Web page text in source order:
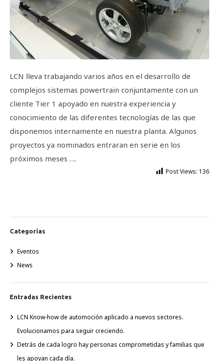
LCN lleva trabajando varios años en el desarrollo de
complejos sistemas powertrain conjuntamente con un
cliente Tier 1 apoyado en nuestra experiencia y
conocimiento de las diferentes tecnologías de las que
disponemos internamente en nuestra planta. Algunos
proyectos ya nominados entraran en serie en los
próximos meses ….
Post Views: 136
Categorías
Eventos
News
Entradas Recientes
LCN Know-how de automoción aplicado a nuevos sectores.
Evolucionamos para seguir creciendo.
Detrás de cada logro hay personas comprometidas y familias que
les apoyan cada día.